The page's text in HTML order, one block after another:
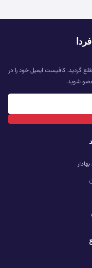
گردید. کافیست ایمیل خود را در
عضو شوید.